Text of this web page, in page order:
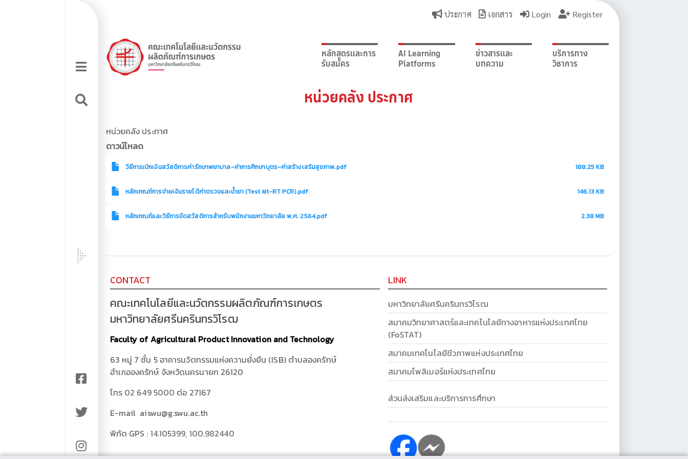
Sidebar
tools
Hamburger
Top
navigation
ประกาศ เอกสาร Login Register
Top
logo
หลักสูตรและการ
รับสมัคร
AI Learning
Platforms
ข่าวสารและ
บทความ
บริการทาง
วิชาการ
หน่วยคลัง ประกาศ
หน่วยคลัง ประกาศ
ดาวน์โหลด
วิธีการเบิกเงินสวัสดิการค่ารักษาพยาบาล-ค่าการศึกษาบุตร-ค่าสร้างเสริมสุขภาพ.pdf 188.25 KB
หลักเกณฑ์การจ่ายเงินรายได้ค่าตรวจและน้ำยา (Test kit-RT PCR).pdf 146.13 KB
หลักเกณฑ์และวิธีการจัดสวัสดิการสำหรับพนักงานมหาวิทยาลัย พ.ศ. 2564.pdf 2.38 MB
CONTACT
คณะเทคโนโลยีและนวัตกรรมผลิตภัณฑ์การเกษตร
มหาวิทยาลัยศรีนครินทรวิโรฒ
Faculty of Agricultural Product Innovation and Technology
63 หมู่ 7 ชั้น 5 อาคารนวัตกรรมแห่งความยั่งยืน (ISB) ตำบลองครักษ์
อำเภอองครักษ์ จังหวัดนครนายก 26120
โทร 02 649 5000 ต่อ 27167
E-mail aiswu@g.swu.ac.th
พิกัด GPS : 14.105399, 100.982440
LINK
มหาวิทยาลัยศรีนครินทรวิโรฒ
สมาคมวิทยาศาสตร์และเทคโนโลยีทางอาหารแห่งประเทศไทย
(FoSTAT)
สมาคมเทคโนโลยีชีวภาพแห่งประเทศไทย
สมาคมโพลิเมอร์แห่งประเทศไทย
ส่วนส่งเสริมและบริการการศึกษา